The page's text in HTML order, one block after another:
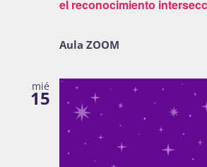
el reconocimiento
Aula ZOOM
mié
15